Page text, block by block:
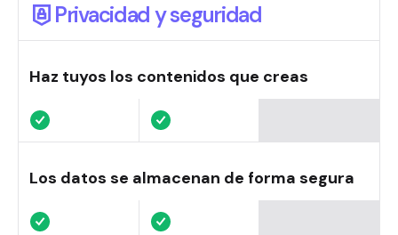
Privacidad y seguridad
Haz tuyos los contenidos que creas
Los datos se almacenan de forma segura